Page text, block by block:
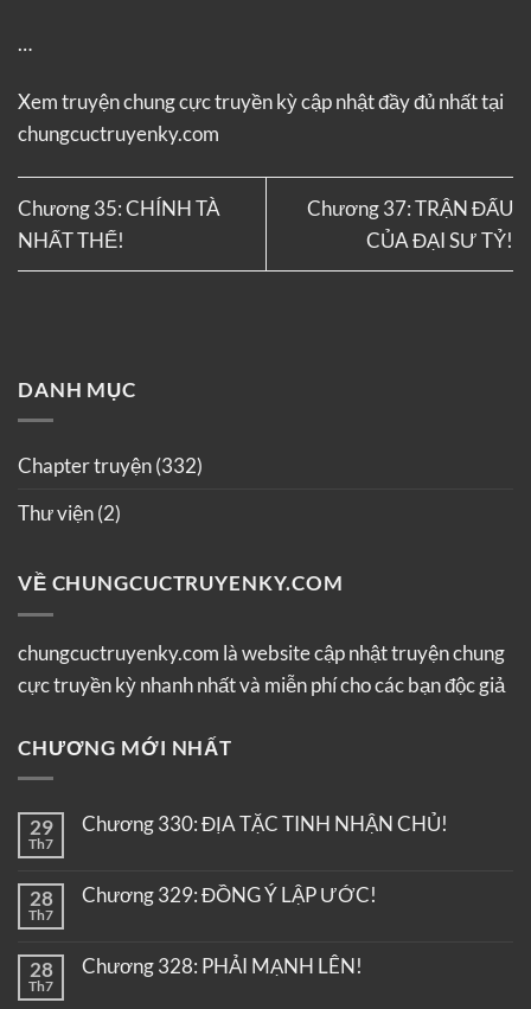
…
Xem truyệnchung cực truyền kỳcập nhật đầy đủ nhất tại
chungcuctruyenky.com
Chương 35: CHÍNH TÀ
NHẤT THỂ!
Chương 37: TRẬN ĐẤU
CỦA ĐẠI SƯ TỶ!
DANH MỤC
Chapter truyện(332)
Thư viện(2)
VỀ CHUNGCUCTRUYENKY.COM
chungcuctruyenky.com là website cập nhật truyện chung
cực truyền kỳ nhanh nhất và miễn phí cho các bạn độc giả
CHƯƠNG MỚI NHẤT
29
Th7
Chương 330: ĐỊA TẶC TINH NHẬN CHỦ!
28
Th7
Chương 329: ĐỒNG Ý LẬP ƯỚC!
28
Th7
Chương 328: PHẢI MẠNH LÊN!